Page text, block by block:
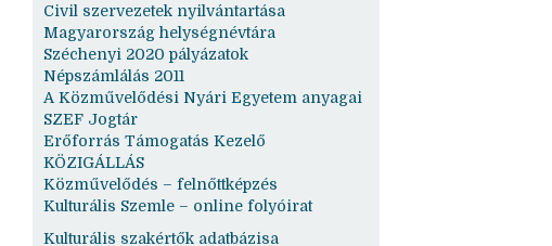
Civil szervezetek nyilvántartása
Magyarország helységnévtára
Széchenyi 2020 pályázatok
Népszámlálás 2011
A Közművelődési Nyári Egyetem anyagai
SZEF Jogtár
Erőforrás Támogatás Kezelő
KÖZIGÁLLÁS
Közművelődés – felnőttképzés
Kulturális Szemle – online folyóirat
Kulturális szakértők adatbázisa